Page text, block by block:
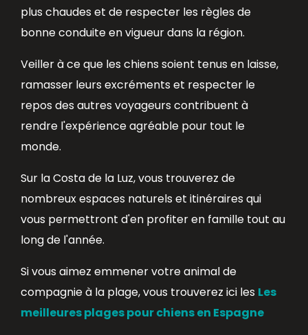
plus chaudes et de respecter les règles de
bonne conduite en vigueur dans la région.
Veiller à ce que les chiens soient tenus en laisse,
ramasser leurs excréments et respecter le
repos des autres voyageurs contribuent à
rendre l'expérience agréable pour tout le
monde.
Sur la Costa de la Luz, vous trouverez de
nombreux espaces naturels et itinéraires qui
vous permettront d'en profiter en famille tout au
long de l'année.
Si vous aimez emmener votre animal de
compagnie à la plage, vous trouverez ici les Les
meilleures plages pour chiens en Espagne